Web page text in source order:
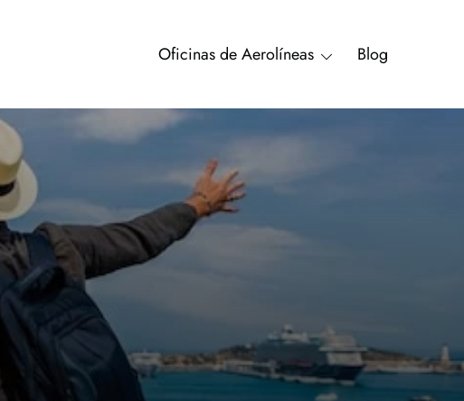
Oficinas de Aerolíneas Blog